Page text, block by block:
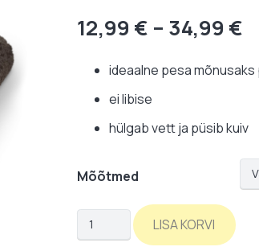
12,99 € – 34,99 €
ideaalne pesa
ei libise
hülgab vett ja püsib kuiv
Mõõtmed
Vetbed:
tumepruun
LISA KORVI